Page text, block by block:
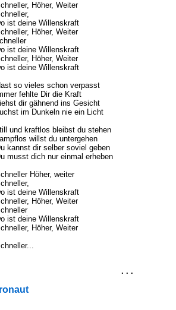
Höher, Weiter
ist deine Willenskraft
Höher, Weiter
ist deine Willenskraft
Höher, Weiter
ist deine Willenskraft
so vieles schon verpasst
fehlte Dir die Kraft
dir gähnend ins Gesicht
im Dunkeln nie ein Licht
und kraftlos bleibst du stehen
willst du untergehen
kannst dir selber soviel geben
musst dich nur einmal erheben
Höher, weiter
ist deine Willenskraft
Höher, Weiter
ist deine Willenskraft
Höher, Weiter
. . .